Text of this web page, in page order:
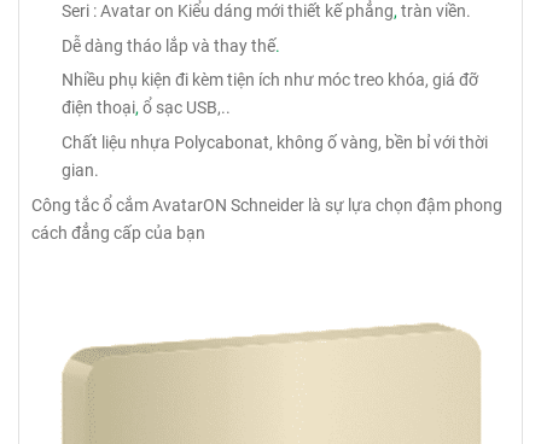
Seri : Avatar on Kiểu dáng mới thiết kế phẳng, tràn viền.
Dễ dàng tháo lắp và thay thế.
Nhiều phụ kiện đi kèm tiện ích như móc treo khóa, giá đỡ
điện thoại,ổ sạc USB,..
Chất liệu nhựa Polycabonat, không ố vàng, bền bỉ với thời
gian.
Công tắc ổ cắm AvatarON Schneider là sự lựa chọn đậm phong
cách đẳng cấp của bạn